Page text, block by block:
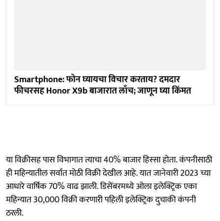
Smartphone: फोन घ्यायचा विचार करताय? दमदार
फीचरसह Honor X9b बाजारात लाँच; जाणून घ्या किंमत
या विक्रीसह पास विभागात त्याचा 40% बाजार हिस्सा होता. कंपनीसाठी
ही महिन्यातील सर्वात मोठी विक्री देखील आहे. यात जानेवारी 2023 च्या
आधारे वार्षिक 70% वाढ झाली. डिसेंबरमध्ये ओला इलेक्ट्रिक एका
महिन्यात 30,000 विक्री करणारी पहिली इलेक्ट्रिक दुचाकी कंपनी
ठरली.